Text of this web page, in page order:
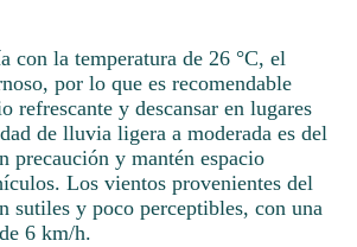
con la temperatura de 26 °C, el
por lo que es recomendable
refrescante y descansar en lugares
de lluvia ligera a moderada es del
precaución y mantén espacio
Los vientos provenientes del
sutiles y poco perceptibles, con una
6 km/h.